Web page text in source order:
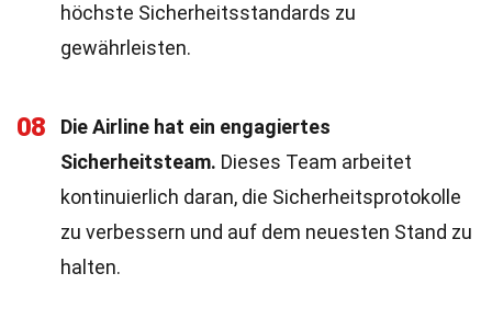
höchste Sicherheitsstandards zu
gewährleisten.
08
Die Airline hat ein engagiertes
Sicherheitsteam. Dieses Team arbeitet
kontinuierlich daran, die Sicherheitsprotokolle
zu verbessern und auf dem neuesten Stand zu
halten.